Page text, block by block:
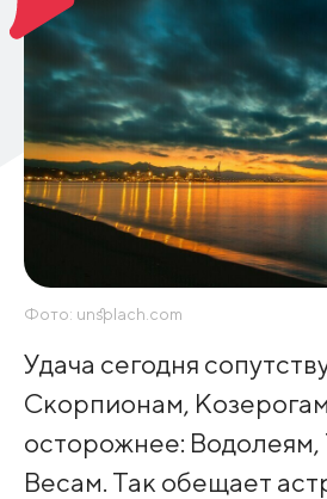
Фото: unsplach.com
Удача сегодня
Скорпионам,
осторожнее: Водолеям,
Весам. Так обещает